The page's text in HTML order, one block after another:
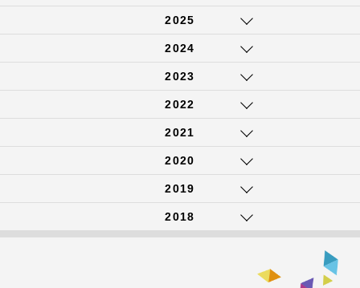
2025
2024
2023
2022
2021
2020
2019
2018